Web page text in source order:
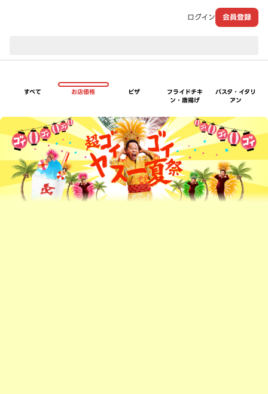
ログイン 会員登録
すべて お店価格 ピザ
フライドチキ
ン・唐揚げ
パスタ・イタリ
アン
超ゴイゴイヤスー夏祭